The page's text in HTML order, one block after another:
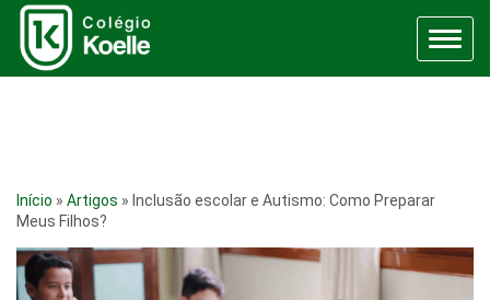
Menu
Início » Artigos » Inclusão escolar e Autismo: Como Preparar
Meus Filhos?